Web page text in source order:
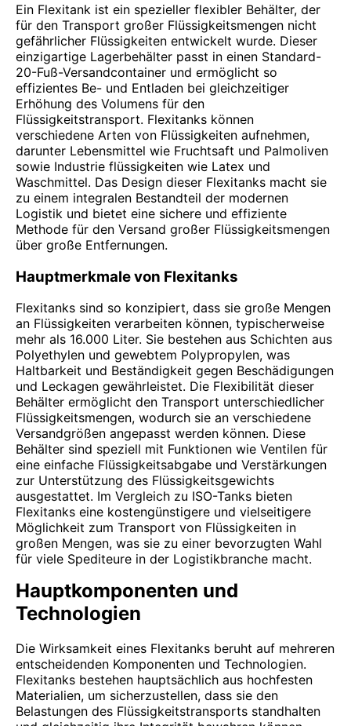
Ein Flexitank ist ein spezieller flexibler Behälter, der
für den Transport großer Flüssigkeitsmengen nicht
gefährlicher Flüssigkeiten entwickelt wurde. Dieser
einzigartige Lagerbehälter passt in einen Standard-
20-Fuß-Versandcontainer und ermöglicht so
effizientes Be- und Entladen bei gleichzeitiger
Erhöhung des Volumens für den
Flüssigkeitstransport. Flexitanks können
verschiedene Arten von Flüssigkeiten aufnehmen,
darunter Lebensmittel wie Fruchtsaft und Palmoliven
sowie Industrie flüssigkeiten wie Latex und
Waschmittel. Das Design dieser Flexitanks macht sie
zu einem integralen Bestandteil der modernen
Logistik und bietet eine sichere und effiziente
Methode für den Versand großer Flüssigkeitsmengen
über große Entfernungen.
Hauptmerkmale von Flexitanks
Flexitanks sind so konzipiert, dass sie große Mengen
an Flüssigkeiten verarbeiten können, typischerweise
mehr als 16.000 Liter. Sie bestehen aus Schichten aus
Polyethylen und gewebtem Polypropylen, was
Haltbarkeit und Beständigkeit gegen Beschädigungen
und Leckagen gewährleistet. Die Flexibilität dieser
Behälter ermöglicht den Transport unterschiedlicher
Flüssigkeitsmengen, wodurch sie an verschiedene
Versandgrößen angepasst werden können. Diese
Behälter sind speziell mit Funktionen wie Ventilen für
eine einfache Flüssigkeitsabgabe und Verstärkungen
zur Unterstützung des Flüssigkeitsgewichts
ausgestattet. Im Vergleich zu ISO-Tanks bieten
Flexitanks eine kostengünstigere und vielseitigere
Möglichkeit zum Transport von Flüssigkeiten in
großen Mengen, was sie zu einer bevorzugten Wahl
für viele Spediteure in der Logistikbranche macht.
Hauptkomponenten und
Technologien
Die Wirksamkeit eines Flexitanks beruht auf mehreren
entscheidenden Komponenten und Technologien.
Flexitanks bestehen hauptsächlich aus hochfesten
Materialien, um sicherzustellen, dass sie den
Belastungen des Flüssigkeitstransports standhalten